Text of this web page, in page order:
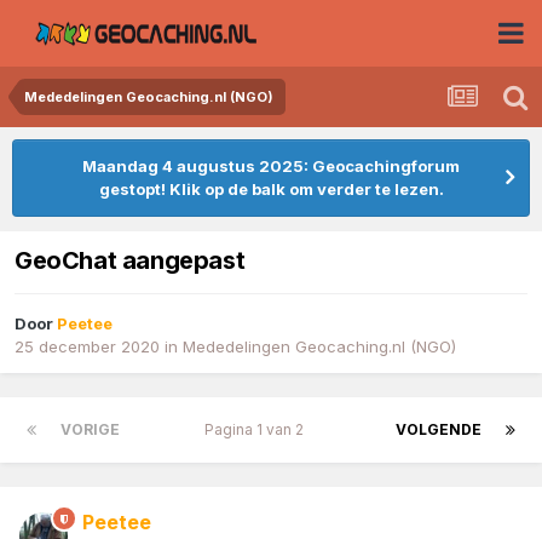
Mededelingen Geocaching.nl (NGO)
Maandag 4 augustus 2025: Geocachingforum
gestopt! Klik op de balk om verder te lezen.
GeoChat aangepast
Door Peetee
25 december 2020 in Mededelingen Geocaching.nl (NGO)
VORIGE VOLGENDE
Pagina 1 van 2
Peetee